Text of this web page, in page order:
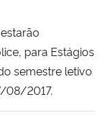
para Estágios
semestre letivo
08/2017.